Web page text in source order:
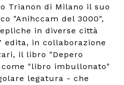
Trianon di Milano il suo
"Anihccam del 3000",
in diverse città
edita, in collaborazione
il libro "Depero
"libro imbullonato"
legatura - che